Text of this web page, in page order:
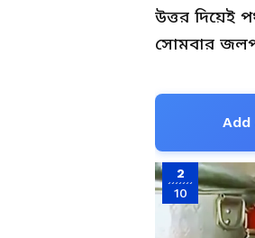
উত্তর দিয়েই
সোমবার
Add
2
10